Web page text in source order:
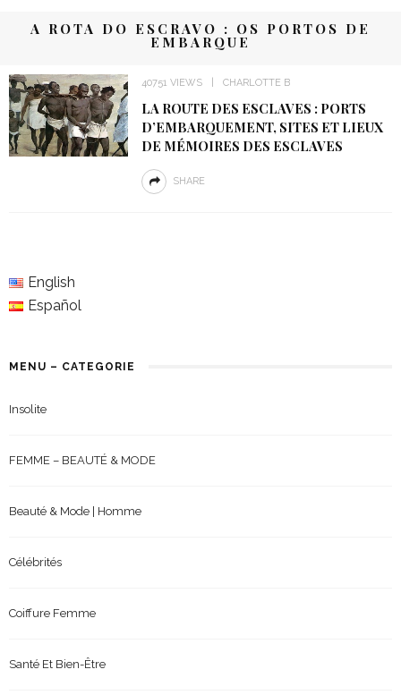
A ROTA DO ESCRAVO : OS PORTOS DE
EMBARQUE
40751 VIEWS CHARLOTTE B
LA ROUTE DES ESCLAVES : PORTS
D’EMBARQUEMENT, SITES ET LIEUX
DE MÉMOIRES DES ESCLAVES
SHARE
English
Español
MENU – CATEGORIE
Insolite
FEMME – BEAUTÉ & MODE
Beauté & Mode | Homme
Célébrités
Coiffure Femme
Santé Et Bien-Être